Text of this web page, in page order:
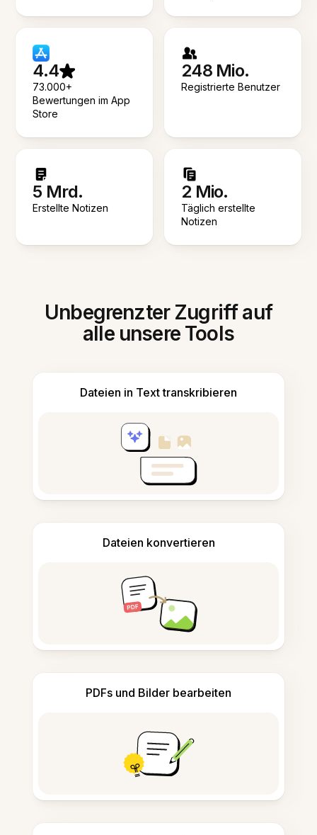
4.4
73.000+
Bewertungen im App
Store
248 Mio.
Registrierte Benutzer
5 Mrd.
Erstellte Notizen
2 Mio.
Täglich erstellte
Notizen
Unbegrenzter Zugriff auf
alle unsere Tools
Dateien in Text transkribieren
Dateien konvertieren
PDFs und Bilder bearbeiten